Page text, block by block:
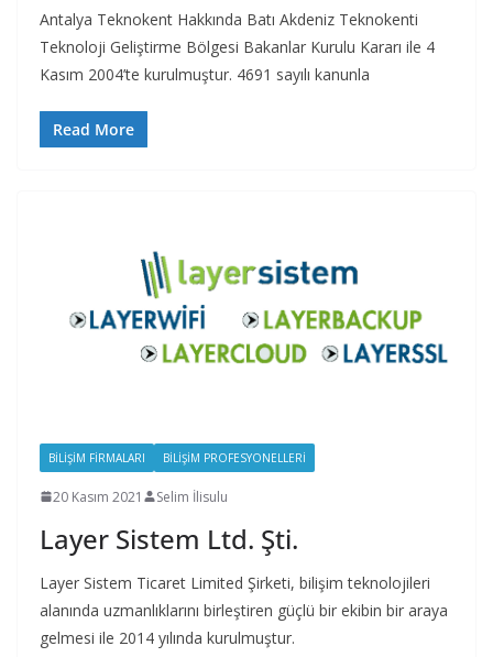
Antalya Teknokent Hakkında Batı Akdeniz Teknokenti
Teknoloji Geliştirme Bölgesi Bakanlar Kurulu Kararı ile 4
Kasım 2004’te kurulmuştur. 4691 sayılı kanunla
Read More
BILIŞIM FIRMALARI BILIŞIM PROFESYONELLERI
20 Kasım 2021 Selim İlisulu
Layer Sistem Ltd. Şti.
Layer Sistem Ticaret Limited Şirketi, bilişim teknolojileri
alanında uzmanlıklarını birleştiren güçlü bir ekibin bir araya
gelmesi ile 2014 yılında kurulmuştur.